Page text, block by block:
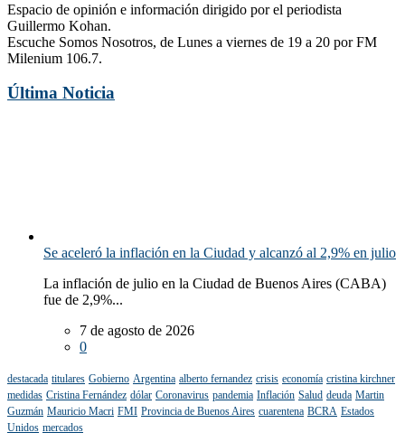
Espacio de opinión e información dirigido por el periodista
Guillermo Kohan.
Escuche Somos Nosotros, de Lunes a viernes de 19 a 20 por FM
Milenium 106.7.
Última Noticia
Se aceleró la inflación en la Ciudad y alcanzó al 2,9% en julio
La inflación de julio en la Ciudad de Buenos Aires (CABA)
fue de 2,9%...
7 de agosto de 2026
0
destacada titulares Gobierno Argentina alberto fernandez crisis economía cristina kirchner
medidas Cristina Fernández dólar Coronavirus pandemia Inflación Salud deuda Martin
Guzmán Mauricio Macri FMI Provincia de Buenos Aires cuarentena BCRA Estados
Unidos mercados